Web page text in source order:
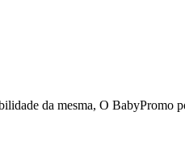
da mesma, O BabyPromo